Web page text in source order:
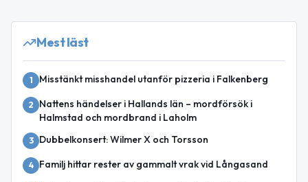
Mest läst
1 Misstänkt misshandel utanför pizzeria i Falkenberg
2
Nattens händelser i Hallands län – mordförsök i
Halmstad och mordbrand i Laholm
3 Dubbelkonsert: Wilmer X och Torsson
4 Familj hittar rester av gammalt vrak vid Långasand